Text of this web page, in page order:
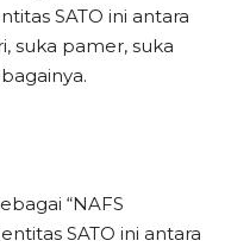
SATO ini antara
suka pamer, suka
“NAFS
SATO ini antara